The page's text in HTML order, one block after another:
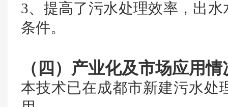
3、提高了污水处理效率，出
条件。
（四）产业化及市场应用情
本技术已在成都市新建污水处